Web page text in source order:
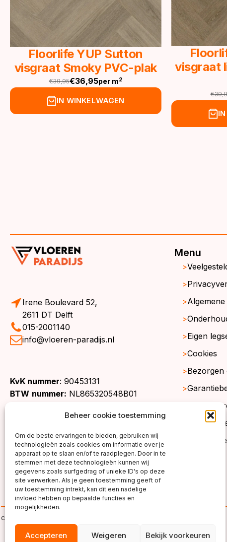
Beheer cookie toestemming
Om de beste ervaringen te bieden, gebruiken wij
technologieën zoals cookies om informatie over je
apparaat op te slaan en/of te raadplegen. Door in te
stemmen met deze technologieën kunnen wij
gegevens zoals surfgedrag of unieke ID's op deze
site verwerken. Als je geen toestemming geeft of
uw toestemming intrekt, kan dit een nadelige
invloed hebben op bepaalde functies en
mogelijkheden.
Accepteren Weigeren Bekijk voorkeuren
Floorlife YUP Sutton
visgraat Smoky PVC-plak
€39,95
Oorspronkelijke
prijs
€36,95
Huidige
prijs
per m2
IN WINKELWAGEN
visgraat
€
prijs
prijs
Irene Boulevard 52,
2611 DT Delft
015-2001140
info@vloeren-paradijs.nl
KvK nummer: 90453131
BTW nummer: NL865320548B01
Menu
Eigen
Cookies
Bezorgen
Gratis
copyright ©2026